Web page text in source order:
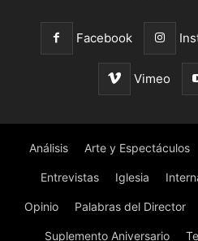
Facebook
Vimeo
Análisis Arte y Espectáculos
Entrevistas Iglesia
Opinio Palabras del Director
Suplemento Aniversario